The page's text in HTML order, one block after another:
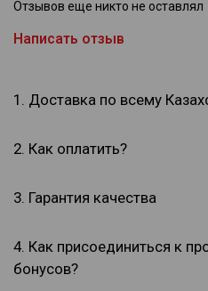
Отзывов еще никто не оставлял
Написать отзыв
1. Доставка по всему
2. Как оплатить?
3. Гарантия качества
4. Как присоединиться к
бонусов?